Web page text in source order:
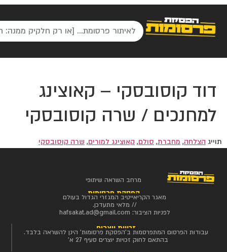
דוד קוסובסקי – קאוצינג
למחנכים / שרה קוסובסקי
תוייג הצלחה, מחברת, סולם, קאוצינג למורים, שרה קוסובסקי
מרחב השראה שיתופי
הפסקת פרסומות
מאגר הקריאייטיב המגזרי הגדול בעולם
// מלאי מתעדכן.
לפניות הציבור: hafsakat.ad@gmail.com
זכויות יוצרים
עבודות הפרסום המתפרסמות ב'הפסקת פרסומות' הינן להשראה בלבד.
בהתאם לחוק זכויות יוצרים סעיף 27 א'